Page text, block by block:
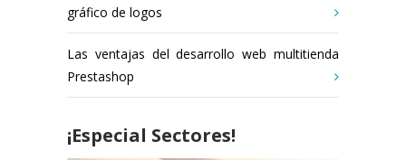
gráfico de logos
Las ventajas del desarrollo web multitienda
Prestashop
¡Especial Sectores!